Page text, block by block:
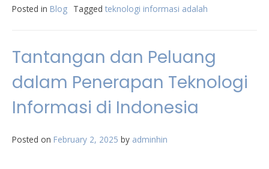
Posted in Blog Tagged teknologi informasi adalah
Tantangan dan Peluang
dalam Penerapan Teknologi
Informasi di Indonesia
Posted on February 2, 2025 by adminhin